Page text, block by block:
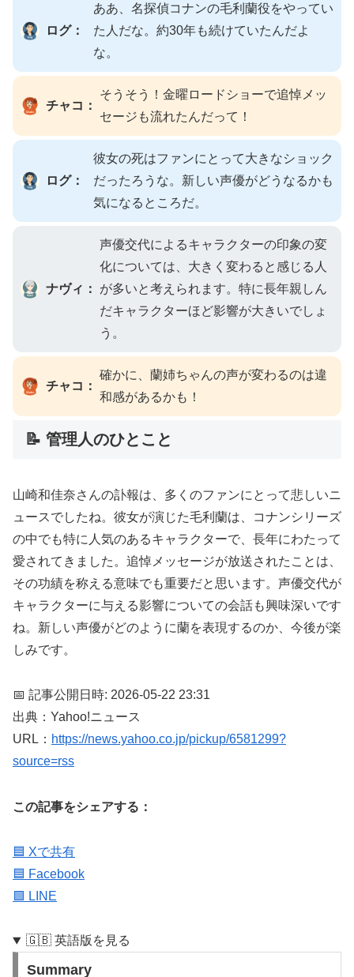
ログ：
ああ、名探偵コナンの毛利蘭役をやってい
た人だな。約30年も続けていたんだよ
な。
チャコ：
そうそう！金曜ロードショーで追悼メッ
セージも流れたんだって！
ログ：
彼女の死はファンにとって大きなショック
だったろうな。新しい声優がどうなるかも
気になるところだ。
ナヴィ：
声優交代によるキャラクターの印象の変
化については、大きく変わると感じる人
が多いと考えられます。特に長年親しん
だキャラクターほど影響が大きいでしょ
う。
チャコ：
確かに、蘭姉ちゃんの声が変わるのは違
和感があるかも！
📝 管理人のひとこと
山崎和佳奈さんの訃報は、多くのファンにとって悲しいニ
ュースでしたね。彼女が演じた毛利蘭は、コナンシリーズ
の中でも特に人気のあるキャラクターで、長年にわたって
愛されてきました。追悼メッセージが放送されたことは、
その功績を称える意味でも重要だと思います。声優交代が
キャラクターに与える影響についての会話も興味深いです
ね。新しい声優がどのように蘭を表現するのか、今後が楽
しみです。
📅 記事公開日時: 2026-05-22 23:31
出典：Yahoo!ニュース
URL： https://news.yahoo.co.jp/pickup/6581299?
source=rss
この記事をシェアする：
🟦 Xで共有
🟦 Facebook
🟩 LINE
🇬🇧 英語版を見る
Summary